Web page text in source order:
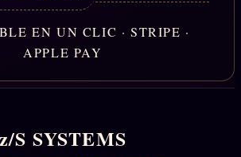
EN UN CLIC · STRIPE ·
APPLE PAY
z/S SYSTEMS